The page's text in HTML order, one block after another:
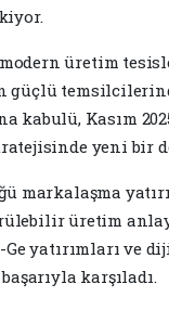
üretim
güçlü
kabulü, Kasım
yeni bir
markalaşma
üretim
yatırımları ve
karşıladı.